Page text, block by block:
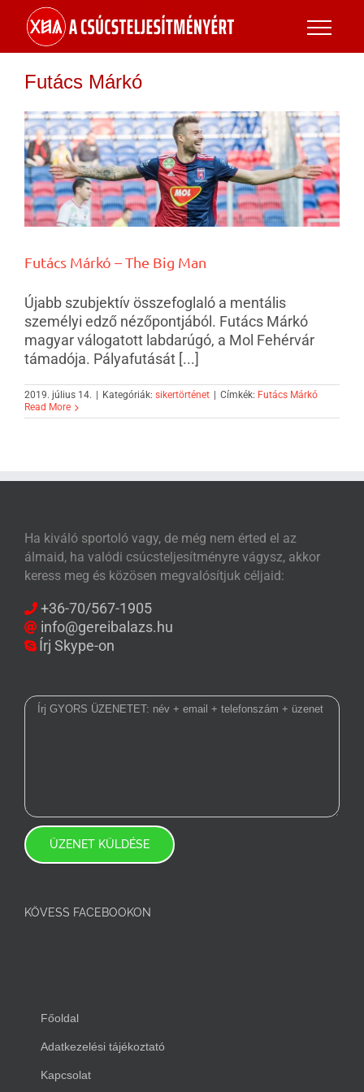
Futács Márkó
Futács Márkó – The Big Man
Újabb szubjektív összefoglaló a mentális
személyi edző nézőpontjából. Futács Márkó
magyar válogatott labdarúgó, a Mol Fehérvár
támadója. Pályafutását [...]
2019. július 14. Kategóriák: sikertörténet Címkék: Futács Márkó
Read More
Ha kiváló sportoló vagy, de még nem érted el az
álmaid, ha valódi csúcsteljesítményre vágysz, akkor
keress meg és közösen megvalósítjuk céljaid:
+36-70/567-1905
info@gereibalazs.hu
Írj Skype-on
KÖVESS FACEBOOKON
Főoldal
Adatkezelési tájékoztató
Kapcsolat